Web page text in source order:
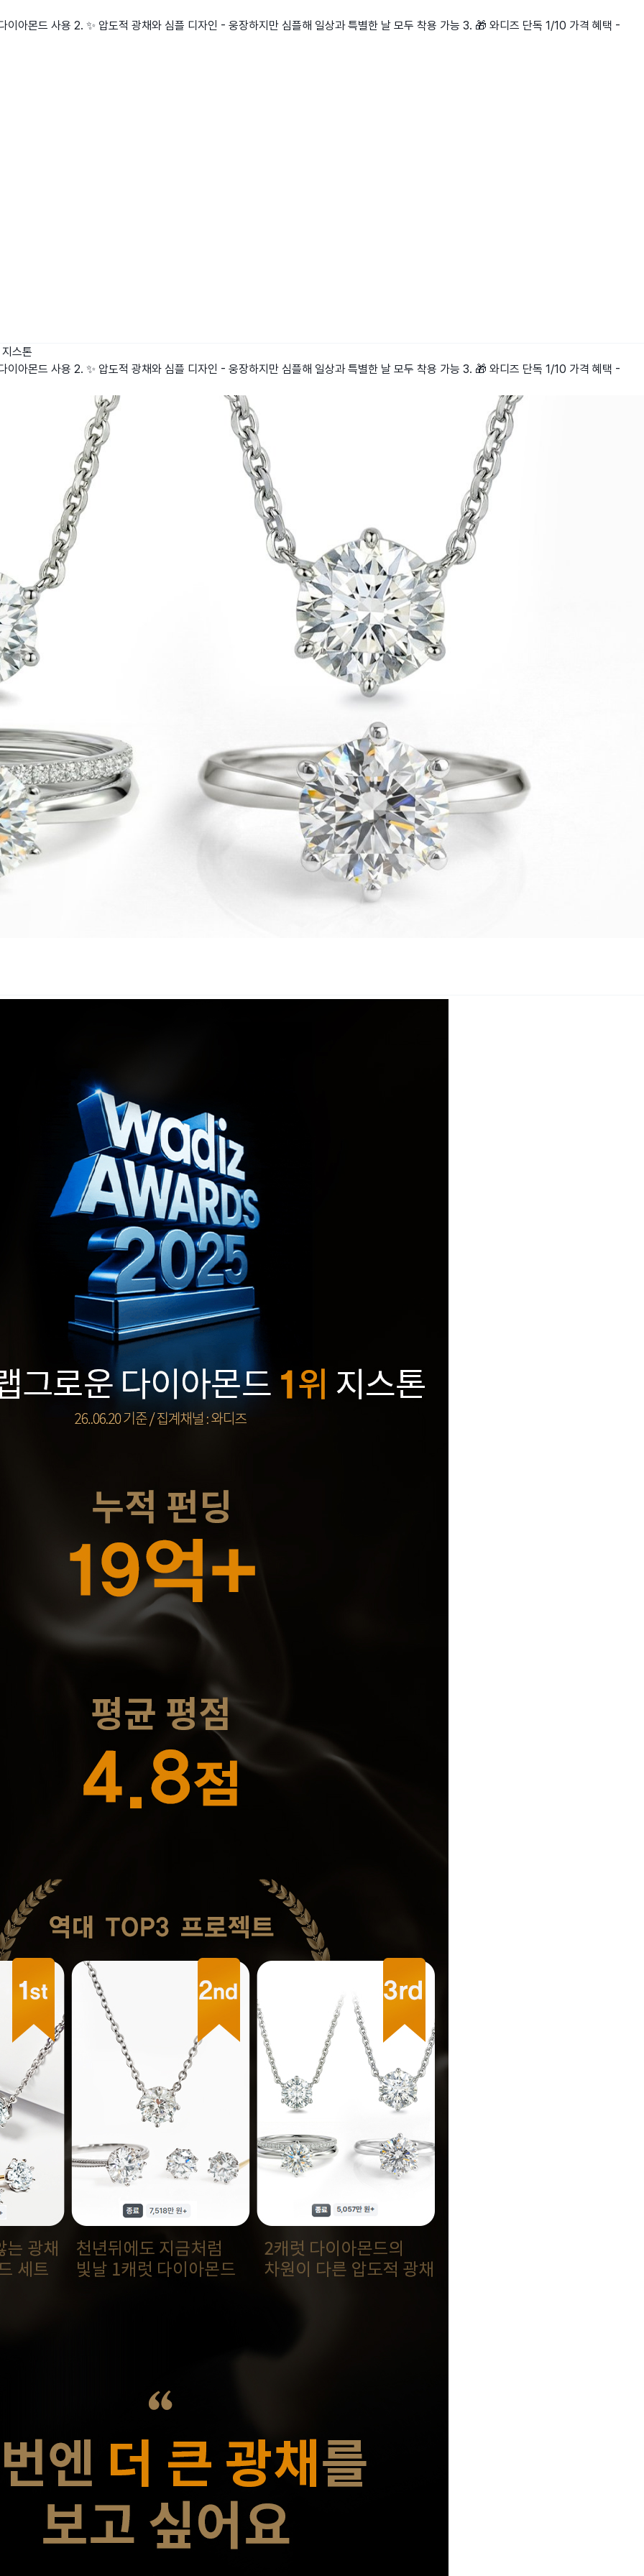
아몬드 사용 2. ✨ 압도적 광채와 심플 디자인 - 웅장하지만 심플해 일상과 특별한 날 모두 착용 가능 3. 🎁 와디즈 단독 1/10 가격 혜택 -
지스톤
아몬드 사용 2. ✨ 압도적 광채와 심플 디자인 - 웅장하지만 심플해 일상과 특별한 날 모두 착용 가능 3. 🎁 와디즈 단독 1/10 가격 혜택 -